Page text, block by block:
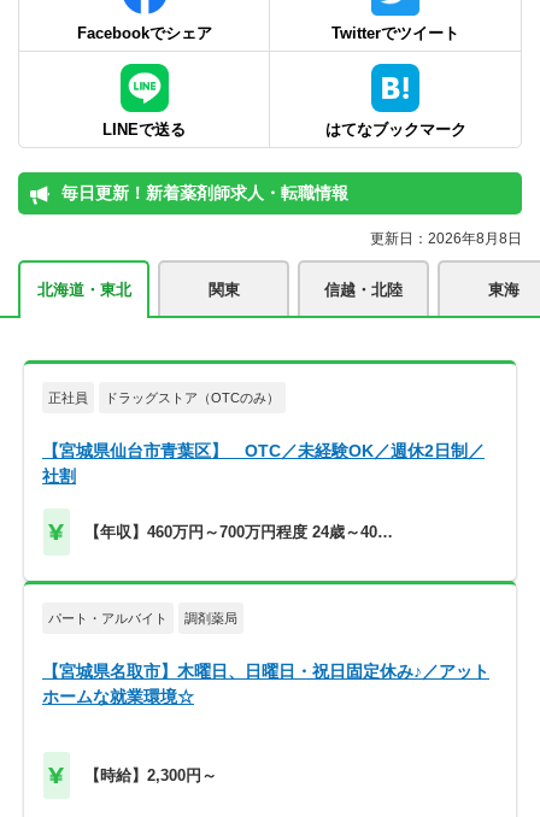
Facebookでシェア Twitterでツイート
LINEで送る はてなブックマーク
毎日更新！新着薬剤師求人・転職情報
更新日：2026年8月8日
北海道・東北 関東 信越・北陸 東海
正社員 ドラッグストア（OTCのみ）
【宮城県仙台市青葉区】 OTC／未経験OK／週休2日制／
社割
【年収】460万円～700万円程度 24歳～40歳
パート・アルバイト 調剤薬局
【宮城県名取市】木曜日、日曜日・祝日固定休み♪／アット
ホームな就業環境☆
【時給】2,300円～